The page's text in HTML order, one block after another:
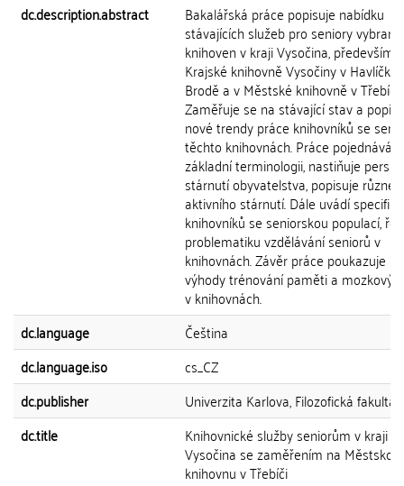
dc.description.abstract
Bakalářská práce popisuje nabídku
stávajících služeb pro seniory
knihoven v kraji Vysočina, především v
Krajské knihovně Vysočiny v
Brodě a v Městské knihovně v Třebíči.
Zaměřuje se na stávající stav a
nové trendy práce knihovníků se
těchto knihovnách. Práce pojednává o
základní terminologii, nastiňuje
stárnutí obyvatelstva, popisuje různé
aktivního stárnutí. Dále uvádí
knihovníků se seniorskou populací,
problematiku vzdělávání seniorů v
knihovnách. Závěr práce poukazuje na
výhody trénování paměti a mozkový
v knihovnách.
dc.language
Čeština
dc.language.iso
cs_CZ
dc.publisher
Univerzita Karlova, Filozofická fakulta
dc.title
Knihovnické služby seniorům v kraji
Vysočina se zaměřením na Městskou
knihovnu v Třebíči